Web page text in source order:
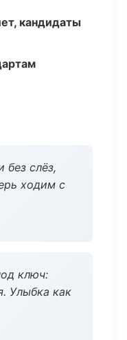
кандидаты
без слёз,
ходим с
ключ:
Улыбка как